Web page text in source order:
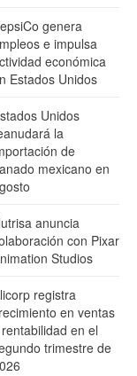
genera
e impulsa
económica
Estados Unidos
Unidos
la
de
mexicano en
anuncia
con Pixar
Studios
registra
en ventas
en el
trimestre de